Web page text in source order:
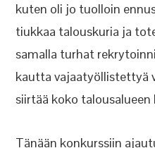
kuten oli jo tuolloin
tiukkaa talouskuria ja
samalla turhat
kautta vajaatyöllistettyä
siirtää koko
Tänään konkurssiin